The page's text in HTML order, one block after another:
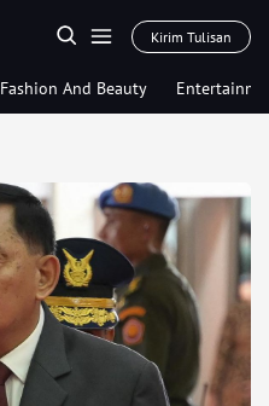
Kirim Tulisan
Fashion And Beauty